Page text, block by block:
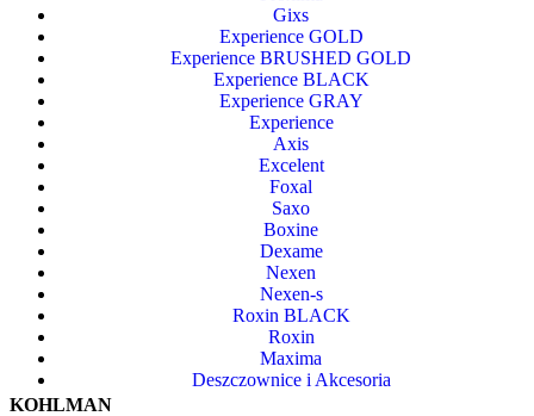
Gixs
Experience GOLD
Experience BRUSHED GOLD
Experience BLACK
Experience GRAY
Experience
Axis
Excelent
Foxal
Saxo
Boxine
Dexame
Nexen
Nexen-s
Roxin BLACK
Roxin
Maxima
Deszczownice i Akcesoria
KOHLMAN